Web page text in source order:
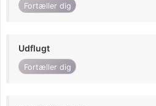
Fortæller dig
Udflugt
Fortæller dig